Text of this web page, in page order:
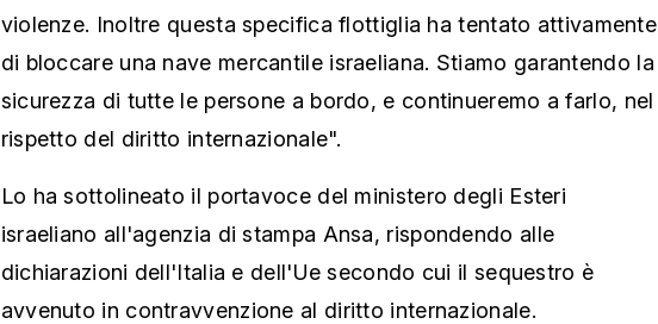
violenze. Inoltre questa specifica flottiglia ha tentato attivamente
di bloccare una nave mercantile israeliana. Stiamo garantendo la
sicurezza di tutte le persone a bordo, e continueremo a farlo, nel
rispetto del diritto internazionale".
Lo ha sottolineato il portavoce del ministero degli Esteri
israeliano all'agenzia di stampa Ansa, rispondendo alle
dichiarazioni dell'Italia e dell'Ue secondo cui il sequestro è
avvenuto in contravvenzione al diritto internazionale.